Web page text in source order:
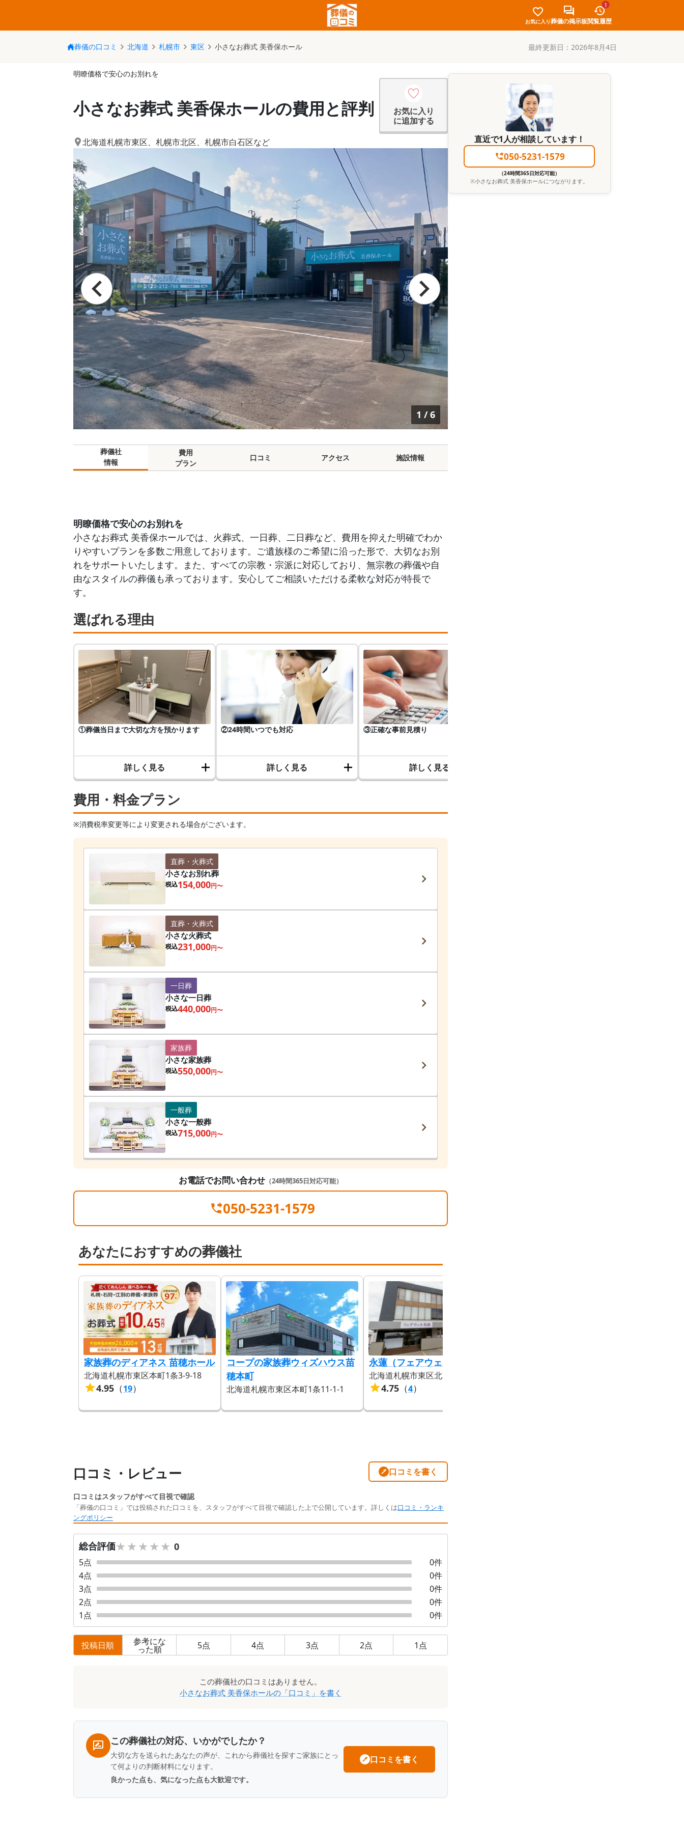
お気に入り葬儀の掲示板
1
閲覧履歴
葬儀の口コミ 北海道 札幌市 東区 小さなお葬式 美香保ホール 最終更新日： 2026年8月4日
明瞭価格で安心のお別れを
小さなお葬式 美香保ホールの費用と評判
お気に入り
に追加する
北海道札幌市東区、 札幌市北区、 札幌市白石区など
1 /6
葬儀社
情報
費用
プラン
口コミ アクセス 施設情報
費用・料金プラン
※消費税率変更等により変更される場合がございます。
直葬・火葬式
小さなお別れ葬
税込154,000円〜
直葬・火葬式
小さな火葬式
税込231,000円〜
一日葬
小さな一日葬
税込440,000円〜
家族葬
小さな家族葬
税込550,000円〜
一般葬
小さな一般葬
税込715,000円〜
お電話でお問い合わせ （24時間365日対応可能）
050-5231-1579
あなたにおすすめの葬儀社
家族葬のディアネス 苗穂ホール
北海道札幌市東区本町1条3-9-18
4.95 （19）
コープの家族葬ウィズハウス苗
穂本町
北海道札幌市東区本町1条11-1-1
永蓮（フェアウェル札幌）
北海道札幌市東区北34条東22-1-33
4.75 （4）
口コミ・レビュー 口コミを書く
口コミはスタッフがすべて目視で確認
「葬儀の口コミ」では投稿された口コミを、スタッフがすべて目視で確認した上で公開しています。詳しくは口コミ・ランキ
ングポリシー
総合評価★★★★★
★★★★★ 0
5点 0件
4点 0件
3点 0件
2点 0件
1 点 0件
投稿日順 参考にな
った順 5点 4点 3点 2点 1 点
この葬儀社の口コミはありません。
小さなお葬式 美香保ホールの「口コミ」を書く
この葬儀社の対応、いかがでしたか？
大切な方を送られたあなたの声が、これから葬儀社を探すご家族にとっ
て何よりの判断材料になります。
良かった点も、気になった点も大歓迎です。
口コミを書く
明瞭価格で安心のお別れを
小さなお葬式 美香保ホールでは、火葬式、一日葬、二日葬など、費用を抑えた明確でわか
りやすいプランを多数ご用意しております。ご遺族様のご希望に沿った形で、大切なお別
れをサポートいたします。また、すべての宗教・宗派に対応しており、無宗教の葬儀や自
由なスタイルの葬儀も承っております。安心してご相談いただける柔軟な対応が特長で
す。
選ばれる理由
①葬儀当日まで大切な方を預かります
詳しく見る
②24時間いつでも対応
詳しく見る
③正確な事前見積り
詳しく見る
直近で1人が相談しています！
050-5231-1579
（24時間365日対応可能）
※小さなお葬式 美香保ホールにつながります。